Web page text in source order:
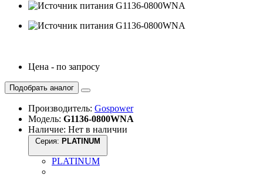
Цена - по запросу
Подобрать аналог
Производитель: Gospower
Модель: G1136-0800WNA
Наличие: Нет в наличии
Серия:
PLATINUM